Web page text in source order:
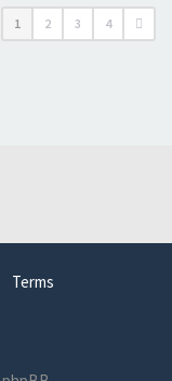
1 2 3 4
Terms